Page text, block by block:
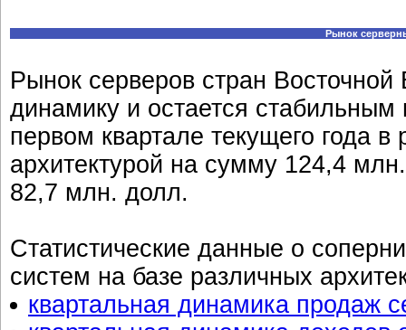
Рынок
Рынок серверов стран
динамику и остается
первом квартале текущего года
архитектурой на сумму 124,4
82,7 млн. долл.
Статистические данные о
систем на базе различных
квартальная динамика продаж